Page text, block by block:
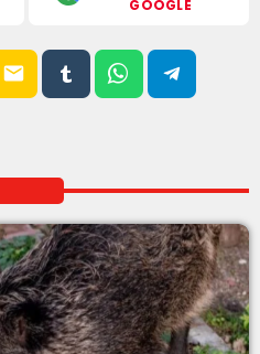
GOOGLE
email